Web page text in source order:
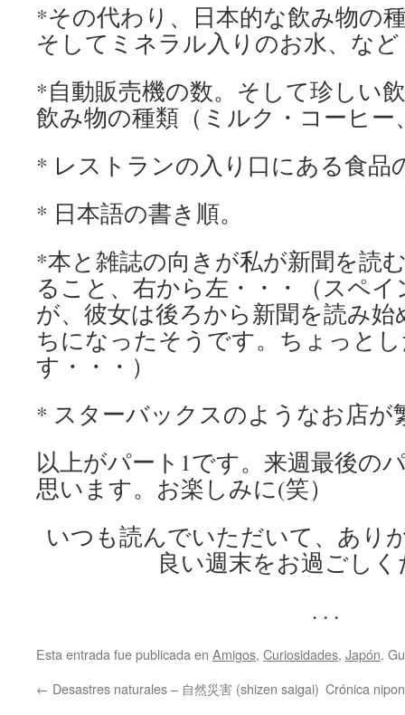
*その代わり、日本的な飲み物の
そしてミネラル入りのお水、な
*自動販売機の数。そして珍しい
飲み物の種類（ミルク・コーヒー
* レストランの入り口にある食品
* 日本語の書き順。
*本と雑誌の向きが私が新聞を読
ること、右から左・・・（スペ
が、彼女は後ろから新聞を読み始
ちになったそうです。ちょっと
す・・・）
* スターバックスのようなお店が
以上がパート1です。来週最後の
思います。お楽しみに(笑）
いつも読んでいただいて、あり
良い週末をお過ごし
. . .
Esta entrada fue publicada en Amigos, Curiosidades, Japón.
← Desastres naturales – 自然災害 (shizen saigai) Crónica